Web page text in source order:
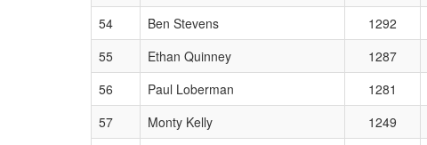
54
Ben Stevens 1292
55
Ethan Quinney 1287
56
Paul Loberman 1281
57
Monty Kelly 1249